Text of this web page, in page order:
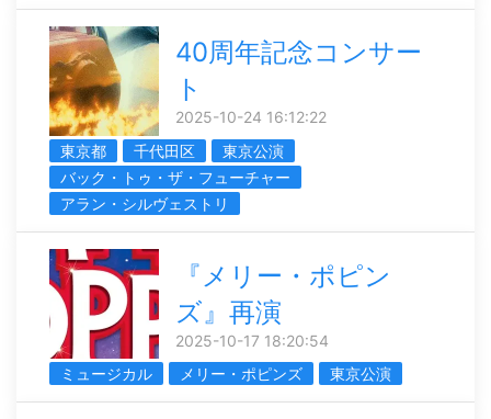
40周年記念コンサー
ト
2025-10-24 16:12:22
東京都
千代田区
東京公演
バック・トゥ・ザ・フューチャー
アラン・シルヴェストリ
『メリー・ポピン
ズ』再演
2025-10-17 18:20:54
ミュージカル
メリー・ポピンズ 東京公演